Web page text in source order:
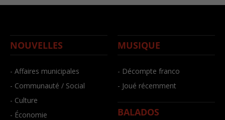
NOUVELLES
- Affaires municipales
- Communauté / Social
- Culture
- Économie
MUSIQUE
- Décompte franco
- Joué récemment
BALADOS